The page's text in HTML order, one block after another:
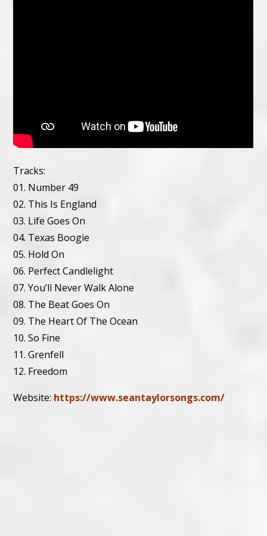
Tracks:
01. Number 49
02. This Is England
03. Life Goes On
04. Texas Boogie
05. Hold On
06. Perfect Candlelight
07. You’ll Never Walk Alone
08. The Beat Goes On
09. The Heart Of The Ocean
10. So Fine
11. Grenfell
12. Freedom
Website: https://www.seantaylorsongs.com/